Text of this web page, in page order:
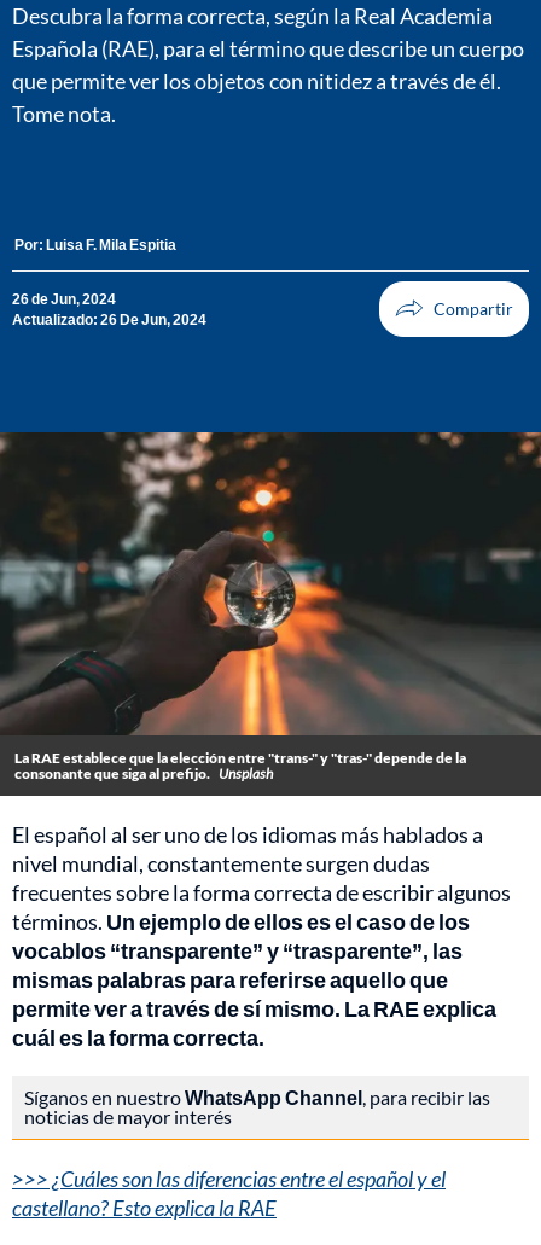
Descubra la forma correcta, según la Real Academia
Española (RAE), para el término que describe un cuerpo
que permite ver los objetos con nitidez a través de él.
Tome nota.
Por: Luisa F. Mila Espitia
26 de Jun, 2024
Actualizado: 26 De Jun, 2024
La RAE establece que la elección entre "trans-" y "tras-" depende de la
consonante que siga al prefijo. Unsplash
El español al ser uno de los idiomas más hablados a
nivel mundial, constantemente surgen dudas
frecuentes sobre la forma correcta de escribir algunos
términos. Un ejemplo de ellos es el caso de los
vocablos “transparente” y “trasparente”, las
mismas palabras para referirse aquello que
permite ver a través de sí mismo. La RAE explica
cuál es la forma correcta.
Síganos en nuestroWhatsApp Channel, para recibir las
noticias de mayor interés
>>> ¿Cuáles son las diferencias entre el español y el
castellano? Esto explica la RAE